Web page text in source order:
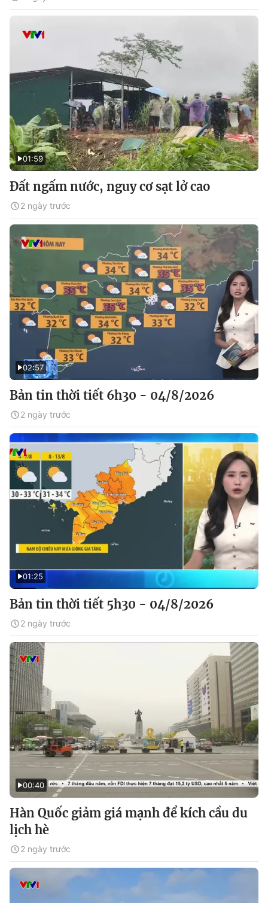
01:59
Đất ngấm nước, nguy cơ sạt lở cao
2 ngày trước
02:57
Bản tin thời tiết 6h30 - 04/8/2026
2 ngày trước
01:25
Bản tin thời tiết 5h30 - 04/8/2026
2 ngày trước
00:40
Hàn Quốc giảm giá mạnh để kích cầu du
lịch hè
2 ngày trước